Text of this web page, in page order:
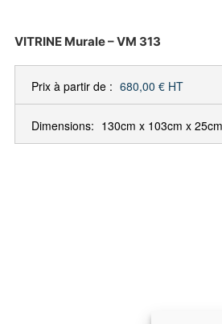
VITRINE Murale – VM 313
Prix à partir de : 680,00 € HT
Dimensions: 130cm x 103cm x 25cm